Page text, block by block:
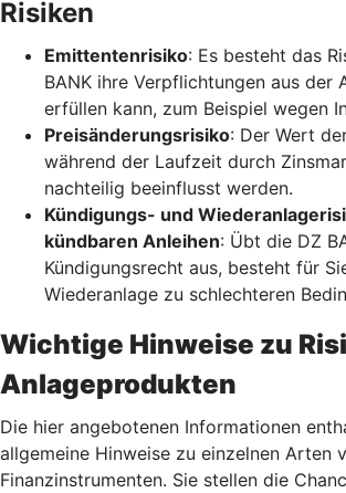
Risiken
Emittentenrisiko: Es besteht das
BANK ihre Verpflichtungen aus der
erfüllen kann, zum Beispiel wegen
Preisänderungsrisiko: Der Wert
während der Laufzeit durch
nachteilig beeinflusst werden.
Kündigungs- und
kündbaren Anleihen: Übt die DZ
Kündigungsrecht aus, besteht für
Wiederanlage zu schlechteren
Wichtige Hinweise zu
Anlageprodukten
Die hier angebotenen Informationen
allgemeine Hinweise zu einzelnen Arten
Finanzinstrumenten. Sie stellen die